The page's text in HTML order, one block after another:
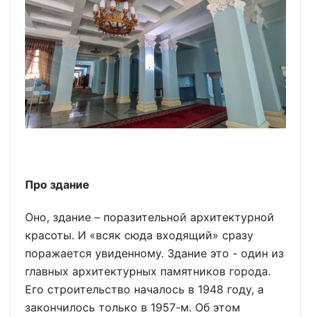
Про здание
Оно, здание – поразительной архитектурной
красоты. И «всяк сюда входящий» сразу
поражается увиденному. Здание это - один из
главных архитектурных памятников города.
Его строительство началось в 1948 году, а
закончилось только в 1957-м. Об этом